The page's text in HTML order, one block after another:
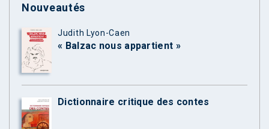
Nouveautés
Judith Lyon-Caen
« Balzac nous appartient »
Dictionnaire critique des contes